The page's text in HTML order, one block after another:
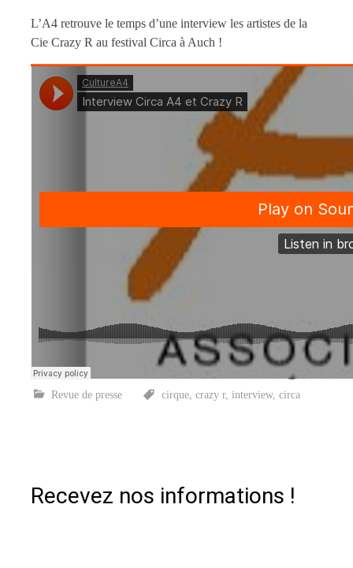
L’A4 retrouve le temps d’une interview les artistes de la
Cie Crazy R au festival Circa à Auch !
Revue de presse cirque, crazy r, interview, circa
Recevez nos informations !